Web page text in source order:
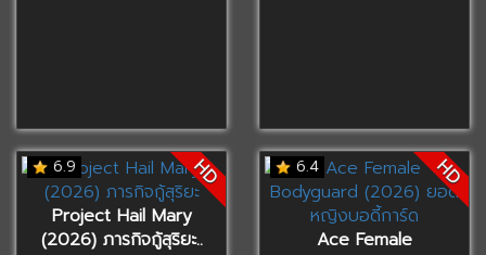
6.9 HD
Project Hail Mary
(2026) ภารกิจกู้สุริยะ..
6.4 HD
Ace Female